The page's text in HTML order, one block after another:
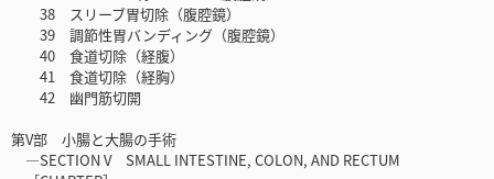
38 スリーブ胃切除（腹腔鏡）
39 調節性胃バンディング（腹腔鏡）
40 食道切除（経腹）
41 食道切除（経胸）
42 幽門筋切開
第V部 小腸と大腸の手術
―SECTION V SMALL INTESTINE, COLON, AND RECTUM